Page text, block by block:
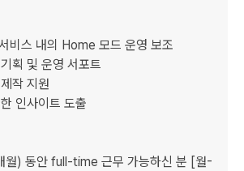
비스 내의 Home 모드 운영 보조
월) 동안 full-time 근무 가능하신 분 [월-